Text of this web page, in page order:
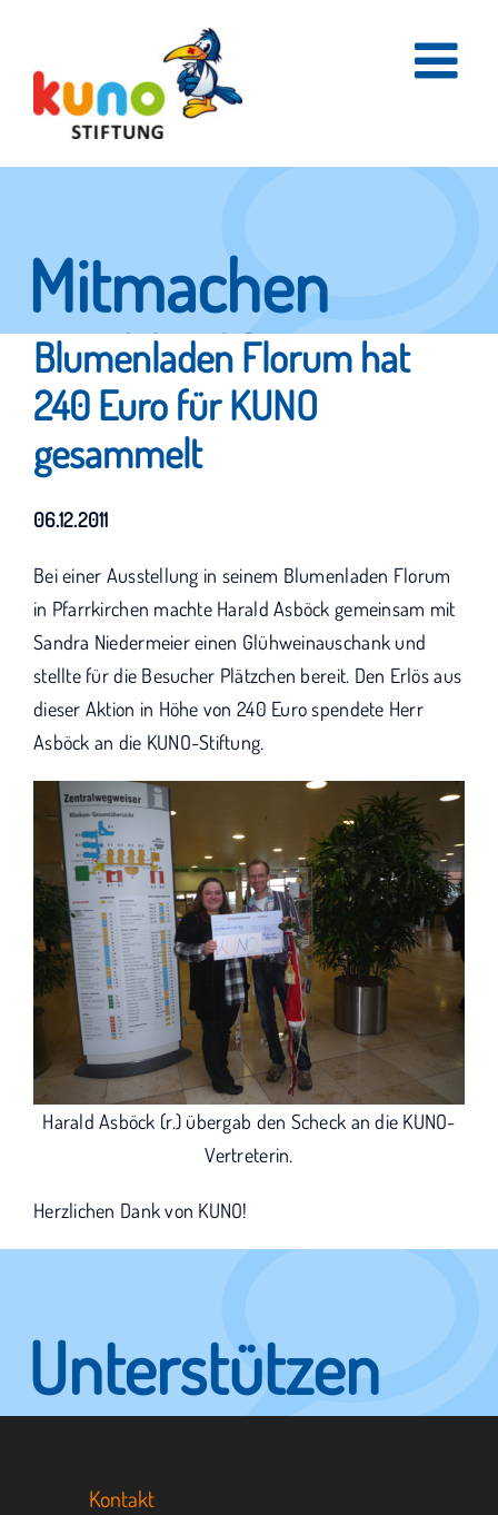
content
Mitmachen
und helfen.
Hier erfahren Sie, wie fleißige Helfer
Blumenladen Florum hat
240 Euro für KUNO
gesammelt
06.12.2011
Bei einer Ausstellung in seinem Blumenladen Florum
in Pfarrkirchen machte Harald Asböck gemeinsam mit
Sandra Niedermeier einen Glühweinauschank und
stellte für die Besucher Plätzchen bereit. Den Erlös aus
dieser Aktion in Höhe von 240 Euro spendete Herr
Asböck an die KUNO-Stiftung.
Harald Asböck (r.) übergab den Scheck an die KUNO-
Vertreterin.
Herzlichen Dank von KUNO!
Unterstützen
Sie KUNO.
Kontakt